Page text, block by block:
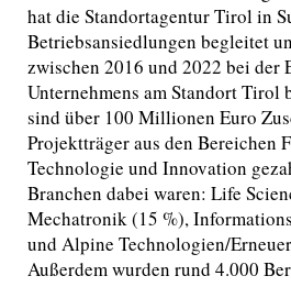
hat die Standortagentur Tirol in
Betriebsansiedlungen begleitet
zwischen 2016 und 2022 bei der
Unternehmens am Standort Tirol
sind über 100 Millionen Euro
Projektträger aus den Bereichen
Technologie und Innovation
Branchen dabei waren: Life
Mechatronik (15 %),
und Alpine Technologien/
Außerdem wurden rund 4.000